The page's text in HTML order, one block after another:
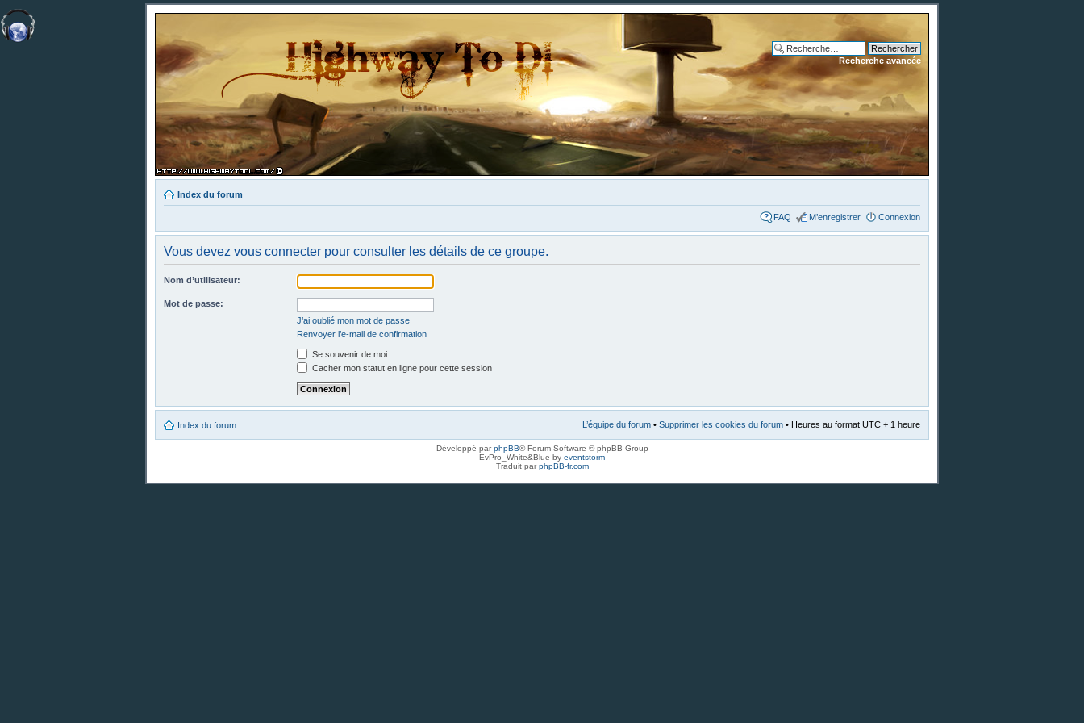
Recherche avancée
Index du forum
FAQ M’enregistrer Connexion
Vous devez vous connecter pour consulter les détails de ce groupe.
Nom d’utilisateur:
Mot de passe:
J’ai oublié mon mot de passe
Renvoyer l’e-mail de confirmation
Se souvenir de moi
Cacher mon statut en ligne pour cette session
Index du forum L’équipe du forum • Supprimer les cookies du forum • Heures au format UTC + 1 heure
Développé parphpBB® Forum Software © phpBB Group
EvPro_White&Blue by eventstorm
Traduit parphpBB-fr.com